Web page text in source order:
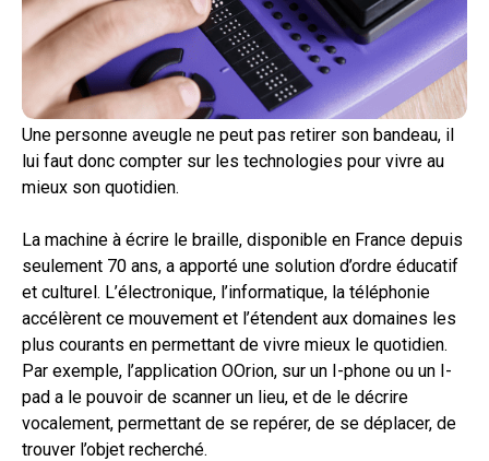
Une personne aveugle ne peut pas retirer son bandeau, il
lui faut donc compter sur les technologies pour vivre au
mieux son quotidien.
La machine à écrire le braille, disponible en France depuis
seulement 70 ans, a apporté une solution d’ordre éducatif
et culturel. L’électronique, l’informatique, la téléphonie
accélèrent ce mouvement et l’étendent aux domaines les
plus courants en permettant de vivre mieux le quotidien.
Par exemple, l’application OOrion, sur un I-phone ou un I-
pad a le pouvoir de scanner un lieu, et de le décrire
vocalement, permettant de se repérer, de se déplacer, de
trouver l’objet recherché.